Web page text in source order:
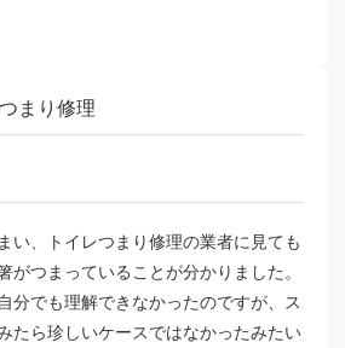
まり修理
い、トイレつまり修理の業者に見ても
がつまっていることが分かりました。
分でも理解できなかったのですが、ス
たら珍しいケースではなかったみたい